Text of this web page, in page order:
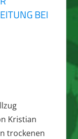
BEI
ifttt
Kristian
trockenen